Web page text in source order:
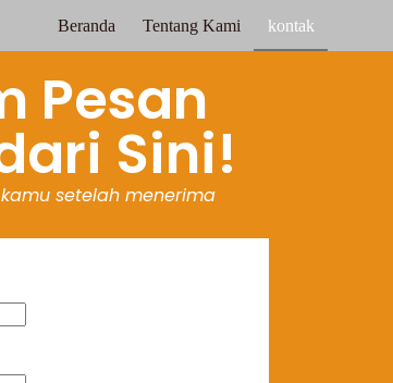
Beranda Tentang Kami kontak
Pesan
Sini!
setelah menerima